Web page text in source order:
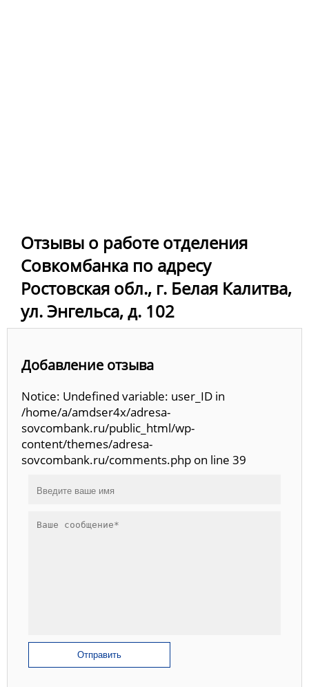
Отзывы о работе отделения
Совкомбанка по адресу
Ростовская обл., г. Белая Калитва,
ул. Энгельса, д. 102
Добавление отзыва
Notice: Undefined variable: user_ID in
/home/a/amdser4x/adresa-
sovcombank.ru/public_html/wp-
content/themes/adresa-
sovcombank.ru/comments.php on line 39
Отправить